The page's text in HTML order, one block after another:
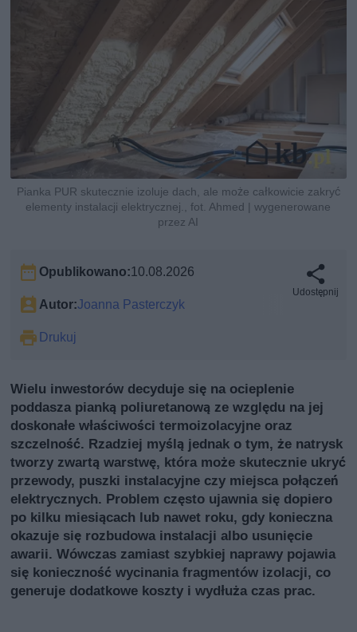
Pianka PUR skutecznie izoluje dach, ale może całkowicie zakryć
elementy instalacji elektrycznej., fot. Ahmed | wygenerowane
przez AI
Opublikowano:10.08.2026
Autor:Joanna Pasterczyk
Drukuj
Udostępnij
Wielu inwestorów decyduje się na ocieplenie
poddasza pianką poliuretanową ze względu na jej
doskonałe właściwości termoizolacyjne oraz
szczelność. Rzadziej myślą jednak o tym, że natrysk
tworzy zwartą warstwę, która może skutecznie ukryć
przewody, puszki instalacyjne czy miejsca połączeń
elektrycznych. Problem często ujawnia się dopiero
po kilku miesiącach lub nawet roku, gdy konieczna
okazuje się rozbudowa instalacji albo usunięcie
awarii. Wówczas zamiast szybkiej naprawy pojawia
się konieczność wycinania fragmentów izolacji, co
generuje dodatkowe koszty i wydłuża czas prac.